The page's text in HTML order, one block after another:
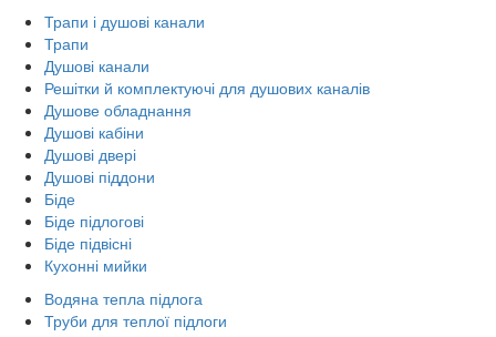
Трапи і душові канали
Трапи
Душові канали
Решітки й комплектуючі для душових каналів
Душове обладнання
Душові кабіни
Душові двері
Душові піддони
Біде
Біде підлогові
Біде підвісні
Кухонні мийки
Водяна тепла підлога
Труби для теплої підлоги